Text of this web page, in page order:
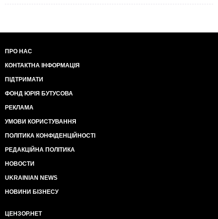
paralichom-nashego-poka-ne-
Пять лет гражданской войны и массовые
прошли для кровавого президента бесследно и
сказались на его психике.
трети территории страны, госпитализирован с
признаками нервного паралича.
Как отмечают журналисты агентства, пять лет
кровопролитной гражданской войны в Сирии и
массовые убийства мирного населения не
прошли бесследно для диктатора Башара Асада
состоянии.
интервью журналисту The Sunday Times Асад
гражданской войны в стране.
ПРО НАС
КОНТАКТНА ІНФОРМАЦІЯ
ПІДТРИМАТИ
ФОНД ЮРІЯ БУТУСОВА
РЕКЛАМА
УМОВИ КОРИСТУВАННЯ
ПОЛІТИКА КОНФІДЕНЦІЙНОСТІ
РЕДАКЦІЙНА ПОЛІТИКА
НОВОСТИ
UKRAINIAN NEWS
НОВИНИ БІЗНЕСУ
ЦЕНЗОР.НЕТ